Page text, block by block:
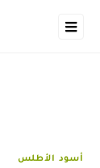
أسود الأطلس